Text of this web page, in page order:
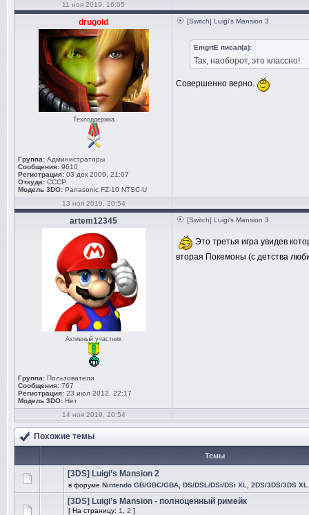
11 ноя 2019, 16:05
drugold
Техподдержка
Группа: Администраторы
Сообщения: 9610
Регистрация: 03 дек 2009, 21:07
Откуда: СССР
Модель 3DO: Panasonic FZ-10 NTSC-U
[Switch] Luigi's Mansion 3
EmgrtE писал(а):
Так, наоборот, это классно!
Совершенно верно.
13 ноя 2019, 20:54
artem12345
Активный участник
Группа: Пользователи
Сообщения: 767
Регистрация: 23 июл 2012, 22:17
Модель 3DO: Нет
[Switch] Luigi's Mansion 3
Это третья игра увидев
вторая Покемоны (с детства
14 ноя 2019, 20:54
Похожие темы
Темы
[3DS] Luigi’s Mansion 2
в форуме Nintendo GB/GBC/GBA, DS/DSL/DSi/DSi XL, 2DS/3DS/3DS XL
[3DS] Luigi’s Mansion - полноценный римейк
[ На страницу: 1 2 ]